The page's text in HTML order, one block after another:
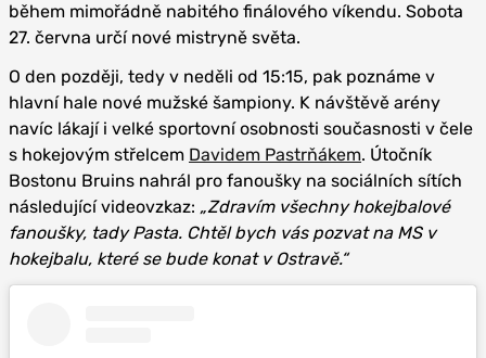
během mimořádně nabitého finálového víkendu. Sobota
27. června určí nové mistryně světa.
O den později, tedy v neděli od 15:15, pak poznáme v
hlavní hale nové mužské šampiony. K návštěvě arény
navíc lákají i velké sportovní osobnosti současnosti v čele
s hokejovým střelcem Davidem Pastrňákem. Útočník
Bostonu Bruins nahrál pro fanoušky na sociálních sítích
následující videovzkaz: „Zdravím všechny hokejbalové
fanoušky, tady Pasta. Chtěl bych vás pozvat na MS v
hokejbalu, které se bude konat v Ostravě.“